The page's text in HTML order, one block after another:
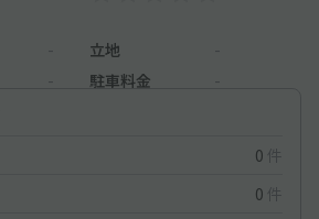
立地
駐車料金
0 件
0 件